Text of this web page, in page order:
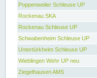
Poppenweiler Schleuse UP
Rockenau SKA
Rockenau Schleuse UP
Schwabenheim Schleuse UP
Untertürkheim Schleuse UP
Wieblingen Wehr UP neu
Ziegelhausen AMS